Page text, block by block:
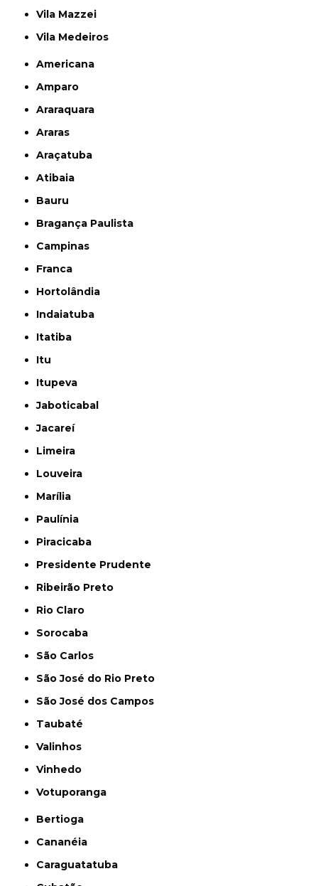
Vila Mazzei
Vila Medeiros
Americana
Amparo
Araraquara
Araras
Araçatuba
Atibaia
Bauru
Bragança Paulista
Campinas
Franca
Hortolândia
Indaiatuba
Itatiba
Itu
Itupeva
Jaboticabal
Jacareí
Limeira
Louveira
Marília
Paulínia
Piracicaba
Presidente Prudente
Ribeirão Preto
Rio Claro
Sorocaba
São Carlos
São José do Rio Preto
São José dos Campos
Taubaté
Valinhos
Vinhedo
Votuporanga
Bertioga
Cananéia
Caraguatatuba